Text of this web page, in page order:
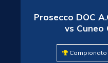
Prosecco DOC
vs Cuneo
Campionato